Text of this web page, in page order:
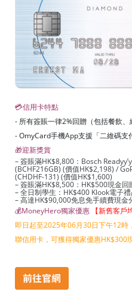
💳信用卡特點
- 所有簽賬一律2%回贈（包括餐飲、
- OmyCard手機App支援「二維碼支
🎁迎新獎賞
– 簽賬滿HK$8,800：Bosch
(BCHF216GB) (價值HK$2,198) /
(CHDHF-131) (價值HK$1,600)
– 簽賬滿HK$8,500：HK$500現金回
– 全日制學生：HK$400 Klook電子
– 高達HK$90,000免息免手續費現金
💰MoneyHero獨家優惠 【新舊客戶
即日起至2025年06月30日下午12
聯信用卡，可獲得獨家優惠HK$300